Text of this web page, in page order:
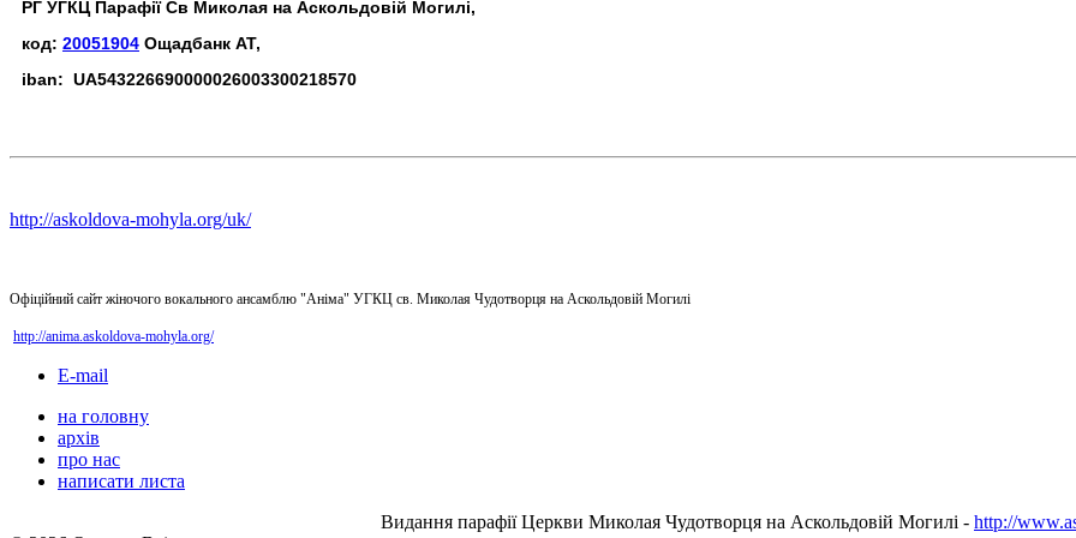
РГ УГКЦ Парафії Св Миколая на Аскольдовій Могилі,
код: 20051904 Ощадбанк АТ,
iban: UA543226690000026003300218570
http://askoldova-mohyla.org/uk/
Офіційний сайт жіночого вокального ансамблю "Аніма" УГКЦ св. Миколая Чудотворця на Аскольдовій Могилі
http://anima.askoldova-mohyla.org/
E-mail
на головну
архів
про нас
написати листа
Видання парафії Церкви Миколая Чудотворця на Аскольдовій Могилі - http://